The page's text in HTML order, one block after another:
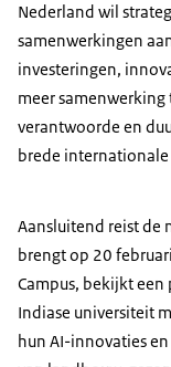
Nederland wil
samenwerkingen
investeringen,
meer samenwerking
verantwoorde en
brede
Aansluitend reist de
brengt op 20
Campus, bekijkt een
Indiase universiteit
hun AI-innovaties